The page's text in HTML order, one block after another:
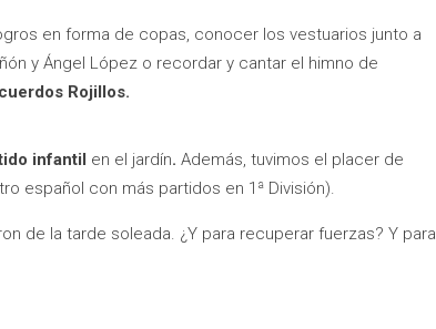
en forma de copas, conocer los vestuarios junto a
y Ángel López o recordar y cantar el himno de
Rojillos.
infantil en el jardín. Además, tuvimos el placer de
español con más partidos en 1ª División).
de la tarde soleada. ¿Y para recuperar fuerzas? Y para